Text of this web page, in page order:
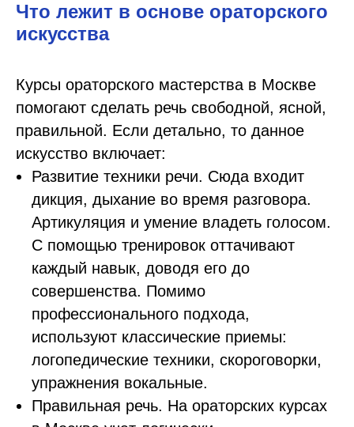
Что лежит в основе ораторского
искусства
Курсы ораторского мастерства в Москве
помогают сделать речь свободной, ясной,
правильной. Если детально, то данное
искусство включает:
Развитие техники речи. Сюда входит
дикция, дыхание во время разговора.
Артикуляция и умение владеть голосом.
С помощью тренировок оттачивают
каждый навык, доводя его до
совершенства. Помимо
профессионального подхода,
используют классические приемы:
логопедические техники, скороговорки,
упражнения вокальные.
Правильная речь. На ораторских курсах